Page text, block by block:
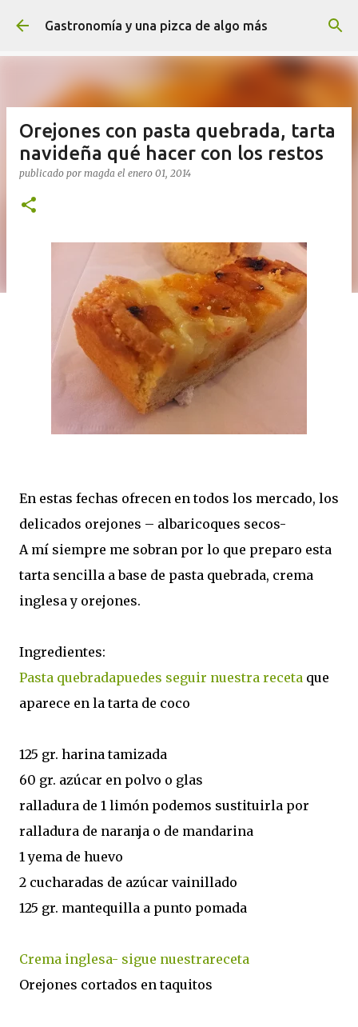
Ir al contenido principal
Gastronomía y una pizca de algo más
Orejones con pasta quebrada, tarta
navideña qué hacer con los restos
publicado por magda el enero 01, 2014
En estas fechas ofrecen en todos los mercado, los
delicados orejones – albaricoques secos-
A mí siempre me sobran por lo que preparo esta
tarta sencilla a base de pasta quebrada, crema
inglesa y orejones.
Ingredientes:
Pasta quebradapuedes seguir nuestra receta que
aparece en la tarta de coco
125 gr. harina tamizada
60 gr. azúcar en polvo o glas
ralladura de 1 limón podemos sustituirla por
ralladura de naranja o de mandarina
1 yema de huevo
2 cucharadas de azúcar vainillado
125 gr. mantequilla a punto pomada
Crema inglesa- sigue nuestrareceta
Orejones cortados en taquitos